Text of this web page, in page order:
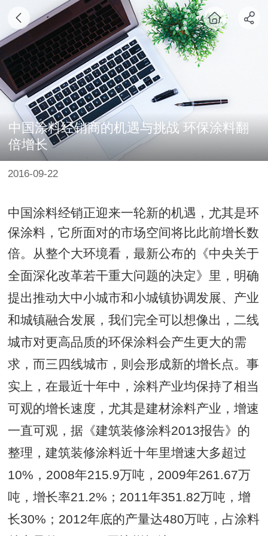
中国涂料经销商的机遇与挑战 环保涂料翻
倍增长
2016-09-22
中国涂料经销正迎来一轮新的机遇，尤其是环
保涂料，它所面对的市场空间将比此前增长数
倍。
从整个大环境看，最新公布的《中央关于
全面深化改革若干重大问题的决定》里，明确
提出推动大中小城市和小城镇协调发展、产业
和城镇融合发展，我们完全可以想像出，二线
城市对更高品质的环保涂料会产生更大的需
求，而三四线城市，则会形成新的增长点。 事
实上，在最近十年中，涂料产业均保持了相当
可观的增长速度，尤其是建材涂料产业，增速
一直可观，据《建筑装修涂料2013报告》的
整理，建筑装修涂料近十年里增速大多超过
10%，2008年215.9万吨，2009年261.67万
吨，增长率21.2%；2011年351.82万吨，增
长30%；2012年底的产量达480万吨，占涂料